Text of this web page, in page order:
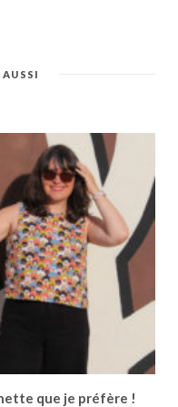
que je préfère !